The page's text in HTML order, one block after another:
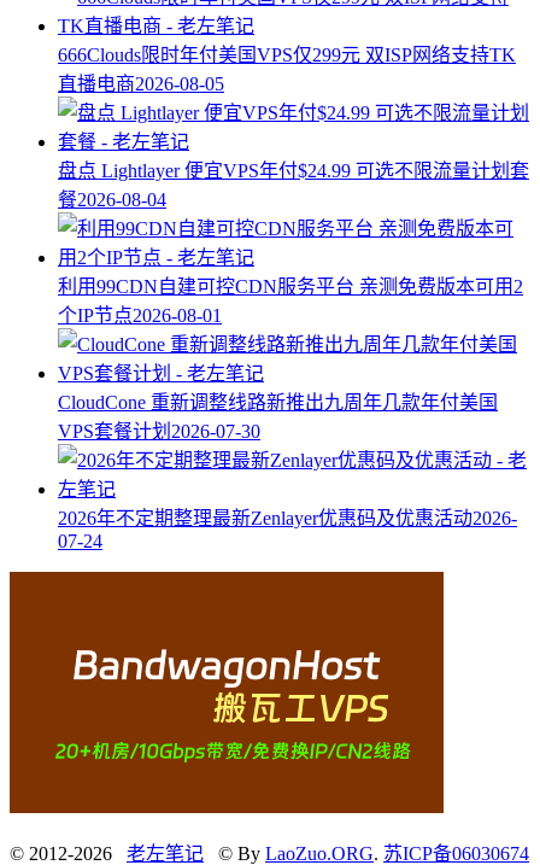
666Clouds限时年付美国VPS仅299元 双ISP网络支持TK
直播电商2026-08-05
盘点 Lightlayer 便宜VPS年付$24.99 可选不限流量计划套
餐2026-08-04
利用99CDN自建可控CDN服务平台 亲测免费版本可用2
个IP节点2026-08-01
CloudCone 重新调整线路新推出九周年几款年付美国
VPS套餐计划 2026-07-30
2026年不定期整理最新Zenlayer优惠码及优惠活动2026-
07-24
© 2012-2026 老左笔记 © By LaoZuo.ORG. 苏ICP备06030674